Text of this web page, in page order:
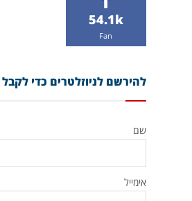
54.1k
Fan
להירשם לניוזלטרים כדי
שם
אימייל